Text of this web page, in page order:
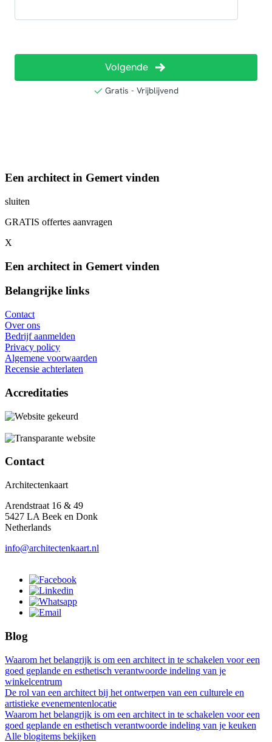
Een architect in Gemert vinden
sluiten
GRATIS offertes aanvragen
X
Een architect in Gemert vinden
Belangrijke links
Contact
Over ons
Bedrijf aanmelden
Privacy policy
Algemene voorwaarden
Recensie achterlaten
Accreditaties
Contact
Architectenkaart
Arendstraat 16 & 49
5427 LA Beek en Donk
Netherlands
info@architectenkaart.nl
Blog
Waarom het belangrijk is om een architect in te schakelen voor een
goed geplande en esthetisch verantwoorde indeling van je
winkelcentrum
De rol van een architect bij het ontwerpen van een culturele en
artistieke evenementenlocatie
Waarom het belangrijk is om een architect in te schakelen voor een
goed geplande en esthetisch verantwoorde indeling van je keuken
Alle blogitems bekijken